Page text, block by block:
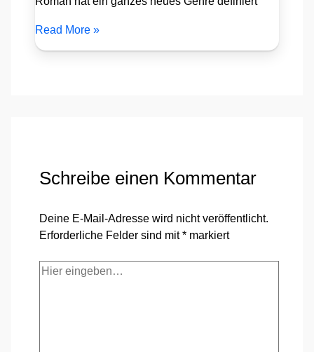
Read More »
Schreibe einen Kommentar
Deine E-Mail-Adresse wird nicht veröffentlicht.
Erforderliche Felder sind mit* markiert
Hier